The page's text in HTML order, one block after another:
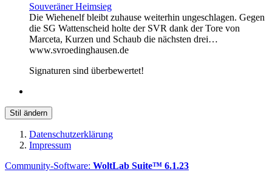
Souveräner Heimsieg
Die Wiehenelf bleibt zuhause weiterhin ungeschlagen. Gegen
die SG Wattenscheid holte der SVR dank der Tore von
Marceta, Kurzen und Schaub die nächsten drei…
www.svroedinghausen.de
Signaturen sind überbewertet!
Stil ändern
Datenschutzerklärung
Impressum
Community-Software: WoltLab Suite™ 6.1.23